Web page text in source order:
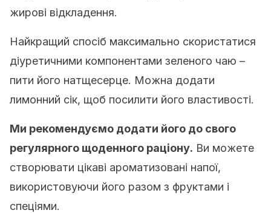
жирові відкладення.
Найкращий спосіб максимально скористатися
діуретичними компонентами зеленого чаю –
пити його натщесерце. Можна додати
лимонний сік, щоб посилити його властивості.
Ми рекомендуємо додати його до свого
регулярного щоденного раціону. Ви можете
створювати цікаві ароматизовані напої,
використовуючи його разом з фруктами і
спеціями.